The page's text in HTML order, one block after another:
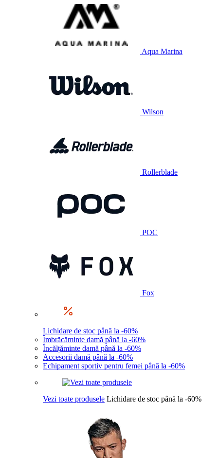
Aqua Marina
Wilson
Rollerblade
POC
Fox
Lichidare de stoc până la -60%
Îmbrăcăminte damă până la -60%
Încălțăminte damă până la -60%
Accesorii damă până la -60%
Echipament sportiv pentru femei până la -60%
Vezi toate produsele Lichidare de stoc până la -60%